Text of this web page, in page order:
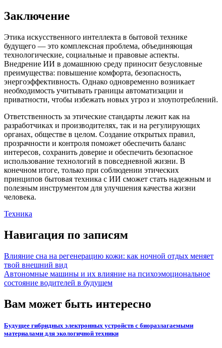
Заключение
Этика искусственного интеллекта в бытовой технике
будущего — это комплексная проблема, объединяющая
технологические, социальные и правовые аспекты.
Внедрение ИИ в домашнюю среду приносит безусловные
преимущества: повышение комфорта, безопасность,
энергоэффективность. Однако одновременно возникает
необходимость учитывать границы автоматизации и
приватности, чтобы избежать новых угроз и злоупотреблений.
Ответственность за этические стандарты лежит как на
разработчиках и производителях, так и на регулирующих
органах, обществе в целом. Создание открытых правил,
прозрачности и контроля поможет обеспечить баланс
интересов, сохранить доверие и обеспечить безопасное
использование технологий в повседневной жизни. В
конечном итоге, только при соблюдении этических
принципов бытовая техника с ИИ сможет стать надежным и
полезным инструментом для улучшения качества жизни
человека.
Техника
Навигация по записям
Влияние сна на регенерацию кожи: как ночной отдых меняет
твой внешний вид
Автономные машины и их влияние на психоэмоциональное
состояние водителей в будущем
Вам может быть интересно
Будущее гибридных электронных устройств с биоразлагаемыми
материалами для экологичной техники